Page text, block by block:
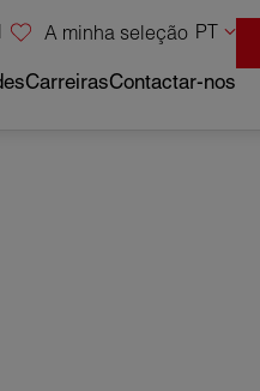
A minha seleção PT
CarreirasContactar-nos